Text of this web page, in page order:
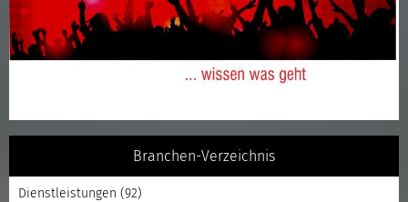
Branchen-Verzeichnis
Dienstleistungen (92)